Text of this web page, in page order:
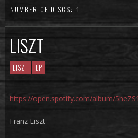
NUMBER OF DISCS: 1
LISZT
LISZT LP
https://open.spotify.com/album/
Franz Liszt